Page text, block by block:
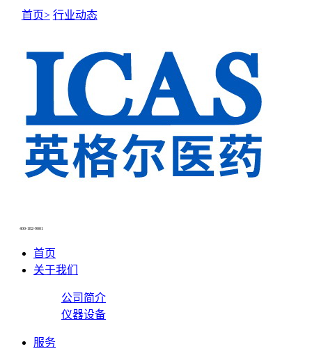
400-182-9001
首页
关于我们
公司简介
仪器设备
服务
NEWS CENTER
首页> 行业动态